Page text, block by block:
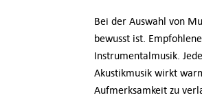
Bei der Auswahl von
bewusst ist.
Instrumentalmusik.
Akustikmusik wirkt
Aufmerksamkeit zu